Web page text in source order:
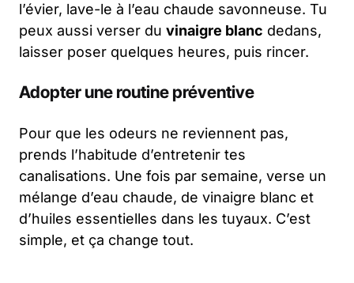
l’évier, lave-le à l’eau chaude savonneuse. Tu
peux aussi verser du vinaigre blanc dedans,
laisser poser quelques heures, puis rincer.
Adopter une routine préventive
Pour que les odeurs ne reviennent pas,
prends l’habitude d’entretenir tes
canalisations. Une fois par semaine, verse un
mélange d’eau chaude, de vinaigre blanc et
d’huiles essentielles dans les tuyaux. C’est
simple, et ça change tout.